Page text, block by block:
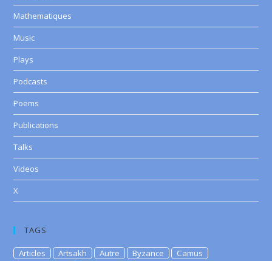
Mathematiques
Music
Plays
Podcasts
Poems
Publications
Talks
Videos
X
TAGS
Articles Artsakh Autre Byzance
Camus